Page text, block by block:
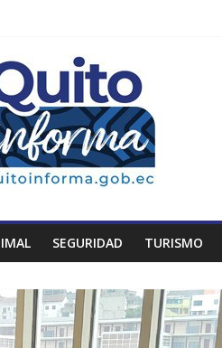
SEGURIDAD TURISMO